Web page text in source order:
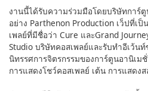
tiéng Viêt
Bahasa
งานนี้ได้รับความร่วมมือโดยบริษัทกา
อย่าง Parthenon Production เว็ปที่เ
เพลย์ที่มีชื่อว่า Cure และGrand
Studio บริษัทคอสเพลย์และรับทำอีเว้น
นิทรรศการจิตรกรรมของการ์ตูนอานิเม
การแสดงโชว์คอสเพลย์ เต้น การแสดง